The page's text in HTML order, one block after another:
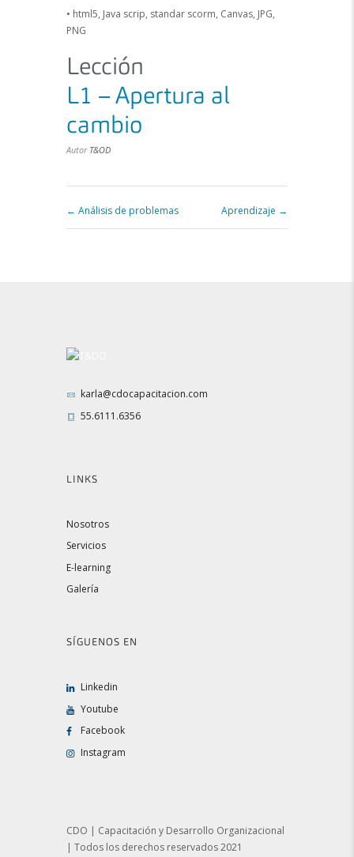
• html5, Java scrip, standar scorm, Canvas, JPG,
PNG
Lección
L1 – Apertura al
cambio
Autor T&OD
Análisis de problemas Aprendizaje
karla@cdocapacitacion.com
55.6111.6356
LINKS
Nosotros
Servicios
E-learning
Galería
SÍGUENOS EN
Linkedin
Youtube
Facebook
Instagram
CDO | Capacitación y Desarrollo Organizacional
| Todos los derechos reservados 2021